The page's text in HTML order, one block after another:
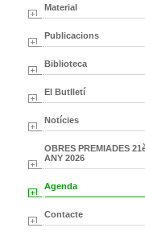
Material
Publicacions
Biblioteca
El Butlletí
Notícies
OBRES PREMIADES
ANY 2026
Agenda
Contacte